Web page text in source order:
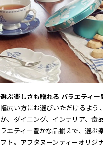
選ぶ楽しさも贈れる バラエティー
幅広い方にお選びいただけるよう
か、ダイニング、インテリア、食
ラエティー豊かな品揃えで、選ぶ
フト。アフタヌーンティーオリジ